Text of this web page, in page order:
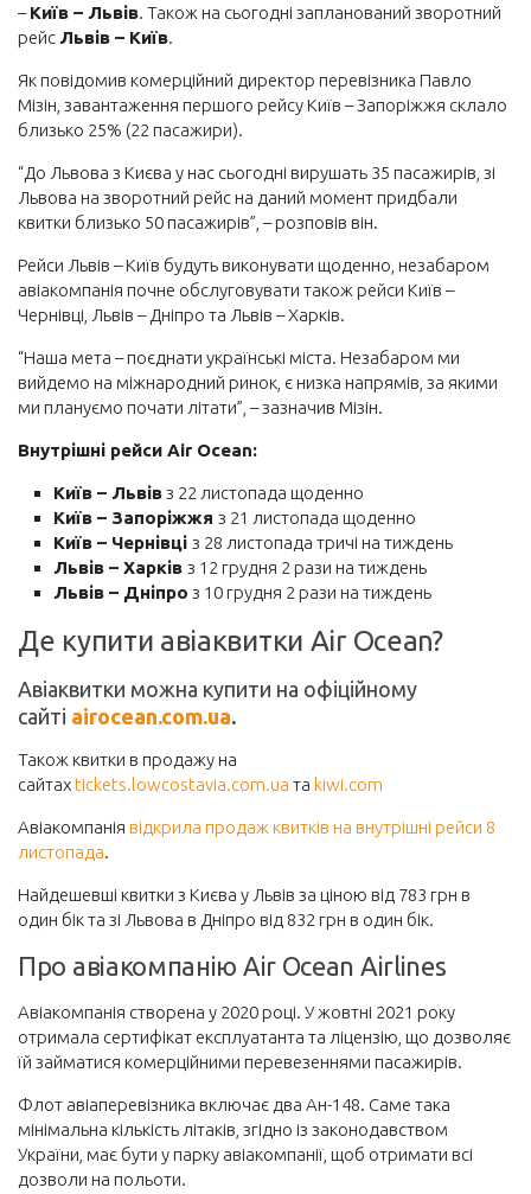
Готель
Залізничні квитки
Авто
Страхування
–Київ – Львів. Також на сьогодні запланований зворотний
рейсЛьвів – Київ.
Як повідомив комерційний директор перевізника Павло
Мізін, завантаження першого рейсу Київ – Запоріжжя склало
близько 25% (22 пасажири).
“До Львова з Києва у нас сьогодні вирушать 35 пасажирів, зі
Львова на зворотний рейс на даний момент придбали
квитки близько 50 пасажирів”, – розповів він.
Рейси Львів – Київ будуть виконувати щоденно, незабаром
авіакомпанія почне обслуговувати також рейси Київ –
Чернівці, Львів – Дніпро та Львів – Харків.
“Наша мета – поєднати українські міста. Незабаром ми
вийдемо на міжнародний ринок, є низка напрямів, за якими
ми плануємо почати літати”, – зазначив Мізін.
Внутрішні рейси Air Ocean:
Київ – Львівз 22 листопада щоденно
Київ – Запоріжжя з 21 листопада щоденно
Київ – Чернівці з 28 листопада тричі на тиждень
Львів – Харків з 12 грудня 2 рази на тиждень
Львів – Дніпро з 10 грудня 2 рази на тиждень
Де купити авіаквитки Air Ocean?
Авіаквитки можна купити на офіційному
сайті airocean.com.ua.
Також квитки в продажу на
сайтахtickets.lowcostavia.com.ua та kiwi.com
Авіакомпанія відкрила продаж квитків на внутрішні рейси 8
листопада.
Найдешевші квитки з Києва у Львів за ціною від 783 грн в
один бік та зі Львова в Дніпро від 832 грн в один бік.
Про авіакомпанію Air Ocean Airlines
Авіакомпанія створена у 2020 році. У жовтні 2021 року
отримала сертифікат експлуатанта та ліцензію, що дозволяє
їй займатися комерційними перевезеннями пасажирів.
Флот авіаперевізника включає два Ан-148. Саме така
мінімальна кількість літаків, згідно із законодавством
України, має бути у парку авіакомпанії, щоб отримати всі
дозволи на польоти.